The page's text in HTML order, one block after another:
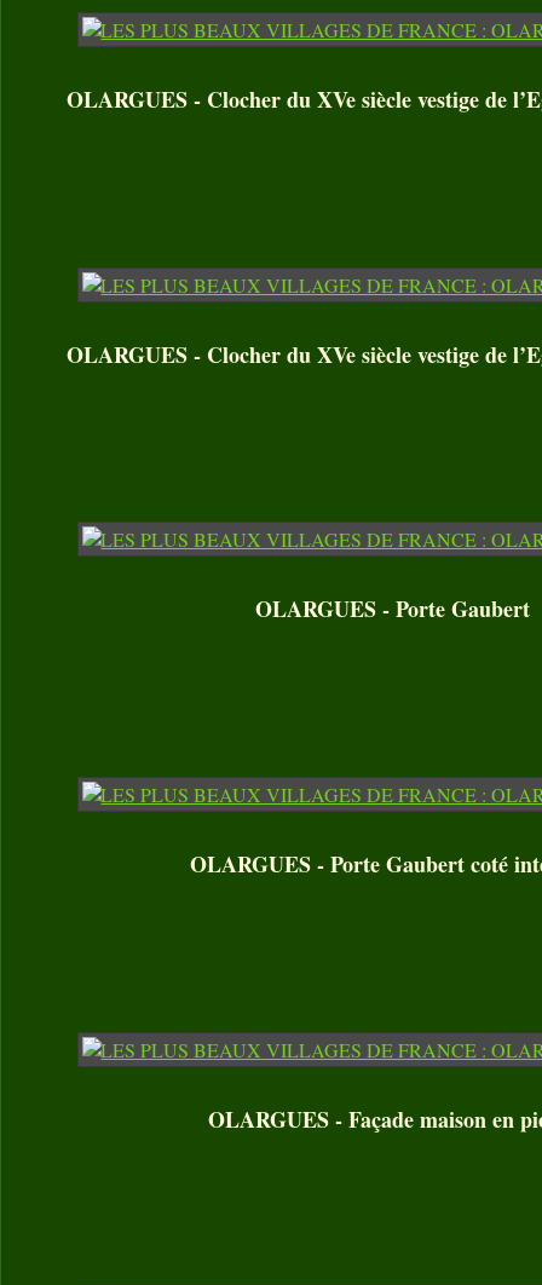
OLARGUES - Clocher du XVe siècle vestige de
OLARGUES - Clocher du XVe siècle vestige de
OLARGUES - Porte Gaubert
OLARGUES - Porte Gaubert coté
OLARGUES - Façade maison en